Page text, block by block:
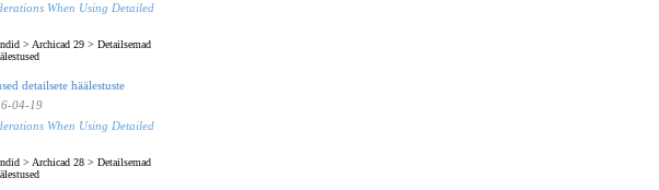
When Using Detailed
> Archicad 29 > Detailsemad
detailsete häälestuste
04-19
When Using Detailed
> Archicad 28 > Detailsemad